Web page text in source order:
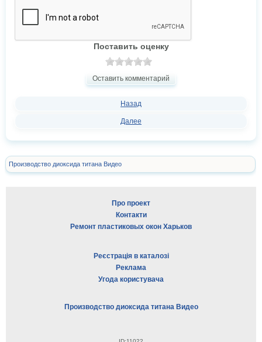
Поставить оценку
Оставить комментарий
Назад
Далее
Производство диоксида титана Видео
Про проект
Контакти
Ремонт пластиковых окон Харьков
Реєстрація в каталозі
Реклама
Угода користувача
Производство диоксида титана Видео